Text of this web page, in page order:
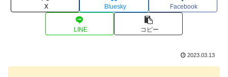
X Bluesky Facebook
LINE コピー
2023.03.13